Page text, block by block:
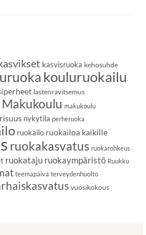
kasvisruoka kehosuhde
kouluruokailu
lastenravitsemus
Makukoulu makukoulu
nykytila perheruoka
ruokailo ruokailoa kaikille
ruokakasvatus ruokarohkeus
ruokataju ruokaympäristö Ruukku
teemapäivä terveydenhuolto
vuosikokous